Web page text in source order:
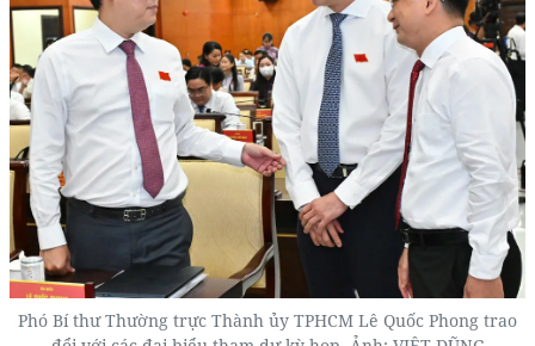
Phó Bí thư Thường trực Thành ủy TPHCM Lê Quốc Phong trao